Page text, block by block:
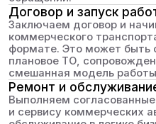
БЕСПЛАТНАЯ ДИАГНОСТИКА
ПОДВЕСКИ
Проверим состояние ходовой
на подъемнике за 30 минут